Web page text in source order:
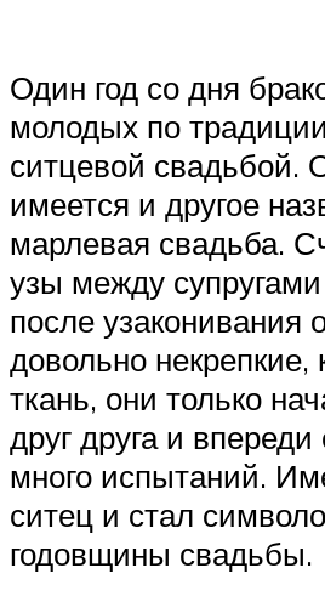
Один год со дня
молодых по
ситцевой свадьбой.
имеется и другое
марлевая свадьба.
узы между
после узаконивания
довольно некрепкие,
ткань, они только
друг друга и
много испытаний.
ситец и стал
годовщины свадьбы.